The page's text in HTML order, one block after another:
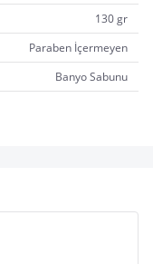
130 gr
Paraben İçermeyen
Banyo Sabunu